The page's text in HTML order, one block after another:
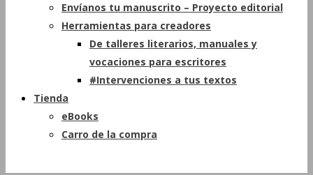
Envíanos tu manuscrito – Proyecto editorial
Herramientas para creadores
De talleres literarios, manuales y
vocaciones para escritores
#Intervenciones a tus textos
Tienda
eBooks
Carro de la compra